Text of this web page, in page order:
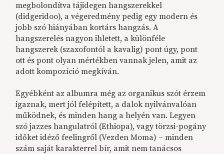
megbolondítva tájidegen hangszerekkel
(didgeridoo), a végeredmény pedig egy modern és
jobb szó hiányában kortárs hangzás. A
hangszerelés nagyon ihletett, a különféle
hangszerek (szaxofontól a kavalig) pont úgy, pont
ott és pont olyan mértékben vannak jelen, amit az
adott kompozíció megkíván.
Egyébként az albumra még az organikus szót érzem
igaznak, mert jól felépített, a dalok nyilvánvalóan
működnek, és minden hang a helyén van. Legyen
szó jazzes hangulatról (Ethiopa), vagy törzsi-pogány
időket idéző feelingről (Vezden Moma) – minden
szám saját karakterrel bír, amit nem tanácsos